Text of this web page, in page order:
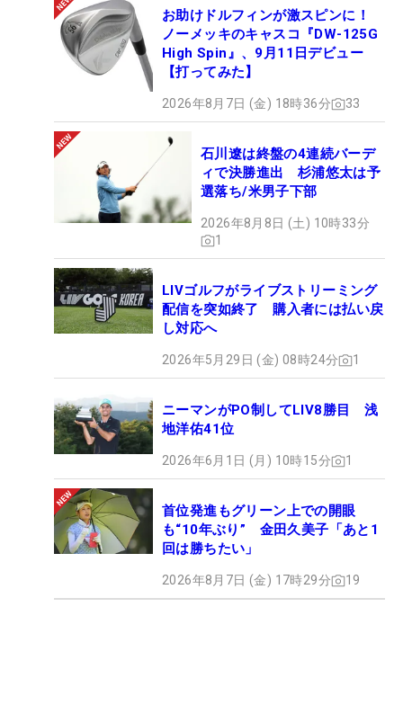
お助けドルフィンが激スピンに！
ノーメッキのキャスコ『DW-125G
High Spin』、9月11日デビュー
【打ってみた】
2026年8月7日 (金) 18時36分 33
石川遼は終盤の4連続バーデ
ィで決勝進出 杉浦悠太は予
選落ち/米男子下部
2026年8月8日 (土) 10時33分
1
LIVゴルフがライブストリーミング
配信を突如終了 購入者には払い戻
し対応へ
2026年5月29日 (金) 08時24分 1
ニーマンがPO制してLIV8勝目 浅
地洋佑41位
2026年6月1日 (月) 10時15分 1
首位発進もグリーン上での開眼
も“10年ぶり” 金田久美子「あと1
回は勝ちたい」
2026年8月7日 (金) 17時29分 19